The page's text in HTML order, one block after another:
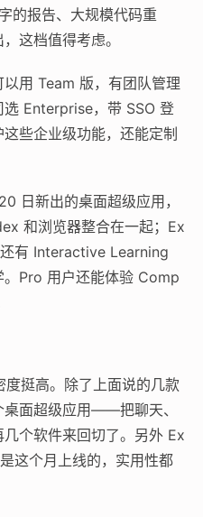
的报告、大规模代码重
这档值得考虑。
用 Team 版，有团队管理
Enterprise，带 SSO 登
些企业级功能，还能定制
日新出的桌面超级应用，
和浏览器整合在一起；Ex
有 Interactive Learning
Pro 用户还能体验 Comp
挺高。除了上面说的几款
面超级应用——把聊天、
个软件来回切了。另外 Ex
这个月上线的，实用性都